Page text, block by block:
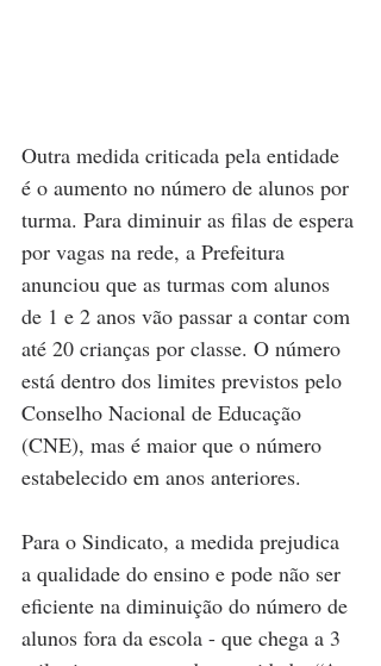
Outra medida criticada pela entidade
é o aumento no número de alunos por
turma. Para diminuir as filas de espera
por vagas na rede, a Prefeitura
anunciou que as turmas com alunos
de 1 e 2 anos vão passar a contar com
até 20 crianças por classe. O número
está dentro dos limites previstos pelo
Conselho Nacional de Educação
(CNE), mas é maior que o número
estabelecido em anos anteriores.
Para o Sindicato, a medida prejudica
a qualidade do ensino e pode não ser
eficiente na diminuição do número de
alunos fora da escola - que chega a 3